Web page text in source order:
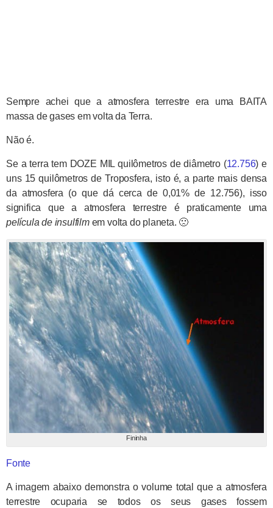
Sempre achei que a atmosfera terrestre era uma BAITA
massa de gases em volta da Terra.
Não é.
Se a terra tem DOZE MIL quilômetros de diâmetro (12.756) e
uns 15 quilômetros de Troposfera, isto é, a parte mais densa
da atmosfera (o que dá cerca de 0,01% de 12.756), isso
significa que a atmosfera terrestre é praticamente uma
película de insulfilmem volta do planeta. 🙁
Fininha
Fonte
A imagem abaixo demonstra o volume total que a atmosfera
terrestre ocuparia se todos os seus gases fossem